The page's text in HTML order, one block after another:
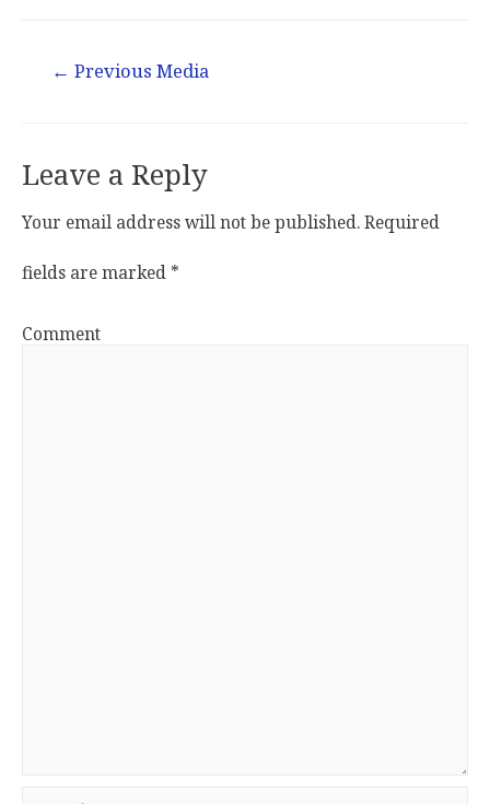
← Previous Media
Leave a Reply
Your email address will not be published.Required
fields are marked *
Comment